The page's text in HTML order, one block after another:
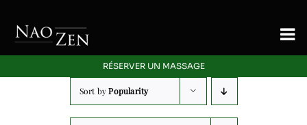
content
RÉSERVER UN MASSAGE
Sort byPopularity